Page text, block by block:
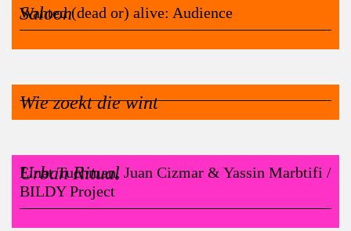
Saloon
Wanted (dead or) alive: Audience
Wie zoekt die wint
Urban Ritual
Einat Tuchman, Juan Cizmar & Yassin Marbtifi /
BILDY Project